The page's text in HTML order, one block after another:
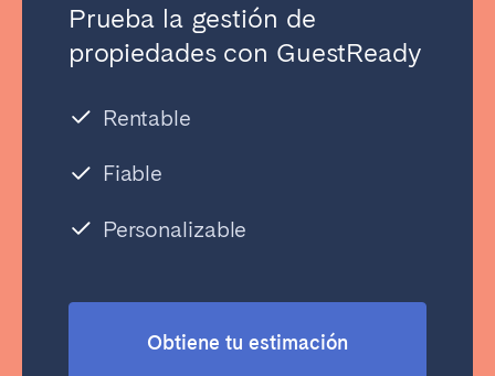
Prueba la gestión de
propiedades con GuestReady
Rentable
Fiable
Personalizable
Obtiene tu estimación